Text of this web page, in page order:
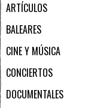
ARTÍCULOS
BALEARES
CINE Y MÚSICA
CONCIERTOS
DOCUMENTALES